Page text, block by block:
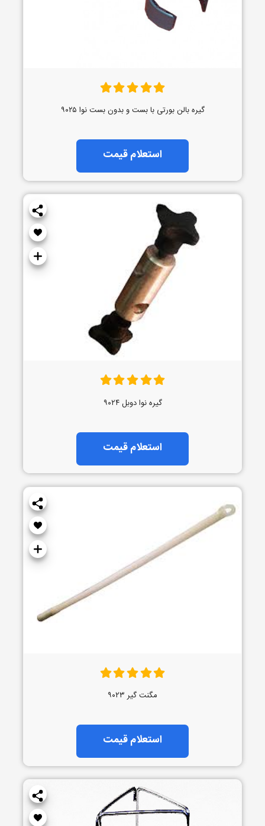
گیره بالن بورتی با بست و بدون بست نوا ۹۰۲۵
استعلام قیمت
گیره نوا دوبل ۹۰۲۴
استعلام قیمت
مگنت گیر ۹۰۲۳
استعلام قیمت